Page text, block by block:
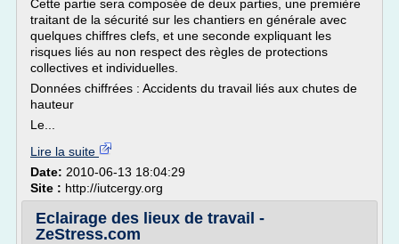
Cette partie sera composée de deux parties, une première
traitant de la sécurité sur les chantiers en générale avec
quelques chiffres clefs, et une seconde expliquant les
risques liés au non respect des règles de protections
collectives et individuelles.
Données chiffrées : Accidents du travail liés aux chutes de
hauteur
Le...
Lire la suite
Date: 2010-06-13 18:04:29
Site : http://iutcergy.org
Eclairage des lieux de travail -
ZeStress.com